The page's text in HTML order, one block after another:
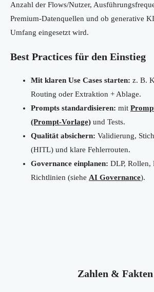
Anzahl der Flows/Nutzer,
Premium-Datenquellen und ob generative
Umfang eingesetzt wird.
Best Practices für den Einstieg
Mit klaren Use Cases starten: z. B.
Routing oder Extraktion + Ablage.
Prompts standardisieren: mit
(Prompt-Vorlage) und Tests.
Qualität absichern: Validierung,
(HITL) und klare Fehlerrouten.
Governance einplanen: DLP,
Richtlinien (siehe AI Governance).
Zahlen & Fakten